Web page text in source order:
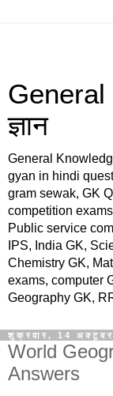
General
ज्ञान
General
gyan in hindi
gram sewak, GK
competition
Public service
IPS, India GK,
Chemistry GK,
exams, computer
Geography GK,
शुक्रवार, 14
World
Answers